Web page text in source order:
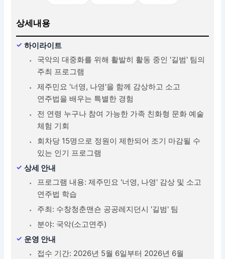
상세내용
하이라이트
국악의 대중화를 위해 활발히 활동 중인 '길범' 팀의
주최 프로그램
제주민요 '너영, 나영'을 함께 감상하고 소고
연주법을 배우는 특별한 경험
전 연령 누구나 참여 가능한 가족 친화형 문화 예술
체험 기회
회차당 15명으로 정원이 제한되어 조기 마감될 수
있는 인기 프로그램
상세 안내
프로그램 내용: 제주민요 '너영, 나영' 감상 및 소고
연주법 학습
주최: 수창청춘맨숀 공공레지던시 '길범' 팀
분야: 국악(소고연주)
운영 안내
접수 기간: 2026년 5월 6일부터 2026년 6월